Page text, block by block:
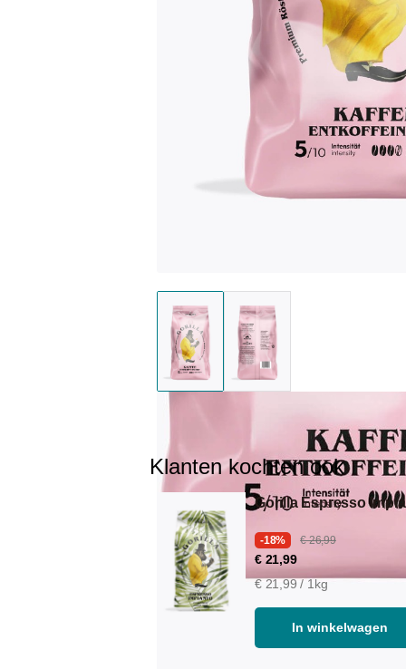
Klanten kochten ook
Gorilla Espresso
-18% € 26,99
€ 21,99
€ 21,99 / 1kg
In winkelwagen